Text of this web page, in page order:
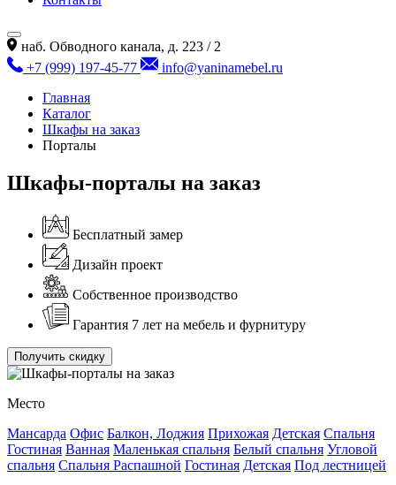
наб. Обводного канала, д. 223 / 2
+7 (999) 197-45-77
info@yaninamebel.ru
Главная
Каталог
Шкафы на заказ
Порталы
Шкафы-порталы на заказ
Бесплатный замер
Дизайн проект
Собственное производство
Гарантия 7 лет на мебель и фурнитуру
Получить скидку
Место
Мансарда Офис Балкон, Лоджия Прихожая Детская Спальня
Гостиная Ванная Маленькая спальня Белый спальня Угловой
спальня Спальня Распашной Гостиная Детская Под лестницей